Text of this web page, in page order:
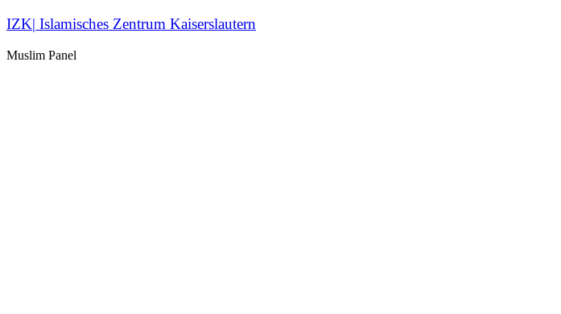
IZK| Islamisches Zentrum Kaiserslautern
Muslim Panel